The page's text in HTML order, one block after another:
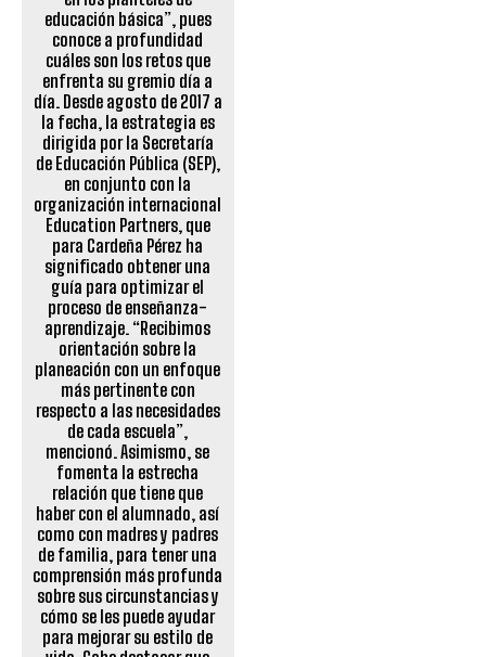
educación básica”, pues
conoce a profundidad
cuáles son los retos que
enfrenta su gremio día a
día. Desde agosto de 2017 a
la fecha, la estrategia es
dirigida por la Secretaría
de Educación Pública (SEP),
en conjunto con la
organización internacional
Education Partners, que
para Cardeña Pérez ha
significado obtener una
guía para optimizar el
proceso de enseñanza-
aprendizaje. “Recibimos
orientación sobre la
planeación con un enfoque
más pertinente con
respecto a las necesidades
de cada escuela”,
mencionó. Asimismo, se
fomenta la estrecha
relación que tiene que
haber con el alumnado, así
como con madres y padres
de familia, para tener una
comprensión más profunda
sobre sus circunstancias y
cómo se les puede ayudar
para mejorar su estilo de